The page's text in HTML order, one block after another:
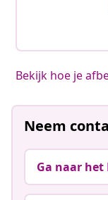
Bekijk hoe je
Neem
Ga naar